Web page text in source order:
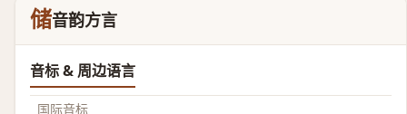
储音韵方言
音标 & 周边语言
国际音标